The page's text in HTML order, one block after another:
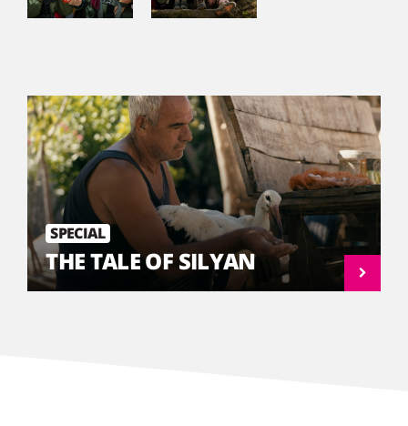
SPECIAL
THE TALE OF SILYAN